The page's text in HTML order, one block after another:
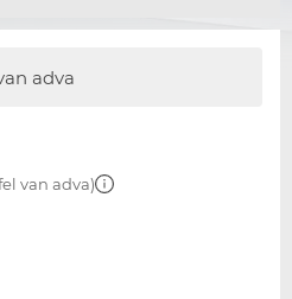
adva
van adva)